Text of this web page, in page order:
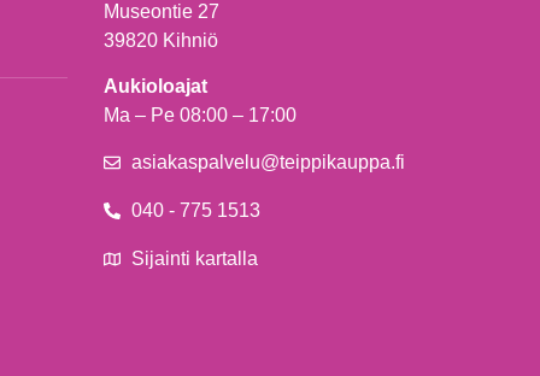
Museontie 27
39820 Kihniö
Aukioloajat
Ma – Pe 08:00 – 17:00
asiakaspalvelu@teippikauppa.fi
040 - 775 1513
Sijainti kartalla